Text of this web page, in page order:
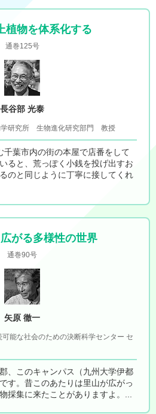
植物を体系化する
通巻125号
長谷部 光泰
研究所 生物進化研究部門 教授
千葉市内の街の本屋で店番をして
ると、荒っぽく小銭を投げ出すお
のと同じように丁寧に接してくれ
がる多様性の世界
通巻90号
矢原 徹一
能な社会のための決断科学センター セ
、このキャンパス（九州大学伊都
す。昔このあたりは里山が広がっ
採集に来たことがありますよ。...